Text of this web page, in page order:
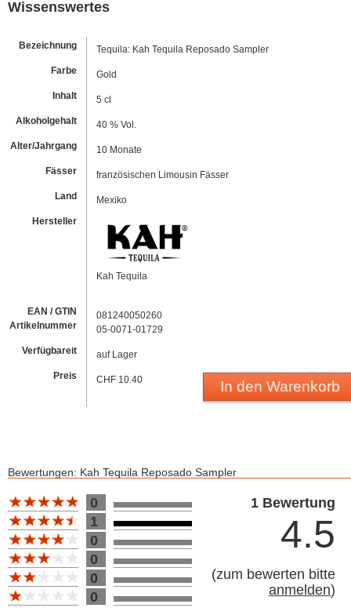
Wissenswertes
Bezeichnung
Tequila: Kah Tequila Reposado Sampler
Farbe
Gold
Inhalt
5 cl
Alkoholgehalt
40 % Vol.
Alter/Jahrgang
10 Monate
Fässer
französischen Limousin Fässer
Land
Mexiko
Hersteller
Kah Tequila
EAN / GTIN
Artikelnummer
081240050260
05-0071-01729
Verfügbareit
auf Lager
Preis
CHF 10.40 In den Warenkorb
Bewertungen: Kah Tequila Reposado Sampler
Bewertung 100
1
0
0
0
0
1 Bewertung
4.5
(zum bewerten bitte
anmelden)